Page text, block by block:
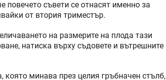
повечето съвети се отнасят именно за
от втория триместър.
на размерите на плода тази
натиска върху съдовете и вътрешните
която минава през целия гръбначен стълб,